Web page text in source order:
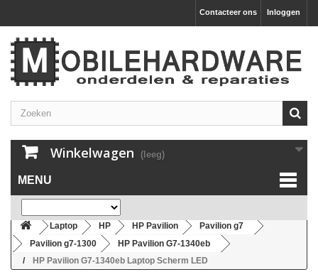
Inloggen
Contacteer ons
Winkelwagen (leeg)
MENU
Laptop HP HP Pavilion
Pavilion g7
Pavilion g7-1300
HP Pavilion G7-1340eb
HP Pavilion G7-1340eb Laptop Scherm LED